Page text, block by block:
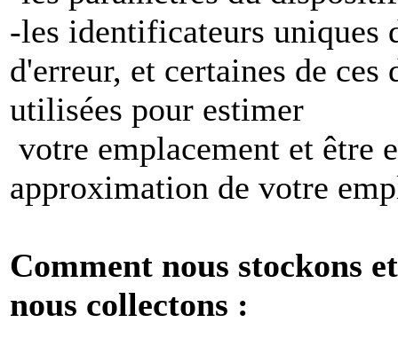
-les identificateurs uniques
d'erreur, et certaines de
utilisées pour estimer
votre emplacement et être
approximation de votre
Comment nous stockons
nous collectons :